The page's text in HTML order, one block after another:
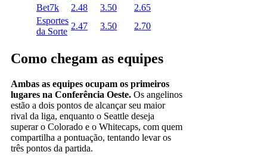
Bet7k
2.48 3.50
2.65
Esportes
da Sorte
2.47 3.50 2.70
Como chegam as equipes
Ambas as equipes ocupam os primeiros
lugares na Conferência Oeste. Os angelinos
estão a dois pontos de alcançar seu maior
rival da liga, enquanto o Seattle deseja
superar o Colorado e o Whitecaps, com quem
compartilha a pontuação, tentando levar os
três pontos da partida.